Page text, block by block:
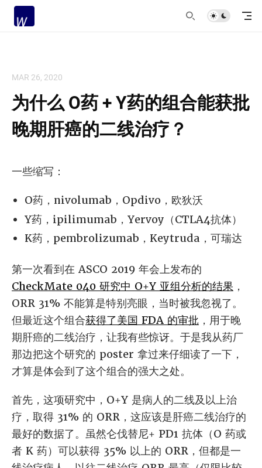
MAR 26, 2020
为什么 O药 + Y药的组合能获批
晚期肝癌的二线治疗？
一些缩写：
O药，nivolumab，Opdivo，欧狄沃
Y药，ipilimumab，Yervoy（CTLA4抗体）
K药，pembrolizumab，Keytruda，可瑞达
第一次看到在 ASCO 2019 年会上发布的
CheckMate 040 研究中 O+Y 亚组分析的结果 ，
ORR 31% 不能算是特别亮眼，当时被我忽视了。
但最近这个组合获得了美国 FDA 的审批 ，用于晚
期肝癌的二线治疗，让我有些惊讶。于是我从药厂
那边把这个研究的 poster 拿过来仔细读了一下，
才算是体会到了这个组合的强大之处。
首先，这项研究中，O+Y 是病人的二线及以上治
疗，取得 31% 的 ORR，这应该是肝癌二线治疗的
最好的数据了。虽然仑伐替尼+ PD1 抗体（O 药或
者 K 药）可以获得 35% 以上的 ORR，但都是一